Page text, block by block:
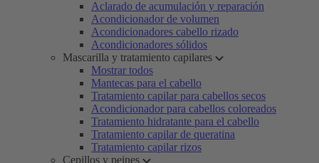
Aclarado de acumulación y reparación
Acondicionador de volumen
Acondicionadores cabello rizado
Acondicionadores sólidos
Mascarilla y tratamiento capilares
Mostrar todos
Mantecas para el cabello
Tratamiento capilar para cabellos secos
Acondicionador para cabellos coloreados
Tratamiento hidratante para el cabello
Tratamiento capilar de queratina
Tratamiento capilar rizos
Cepillos y peines